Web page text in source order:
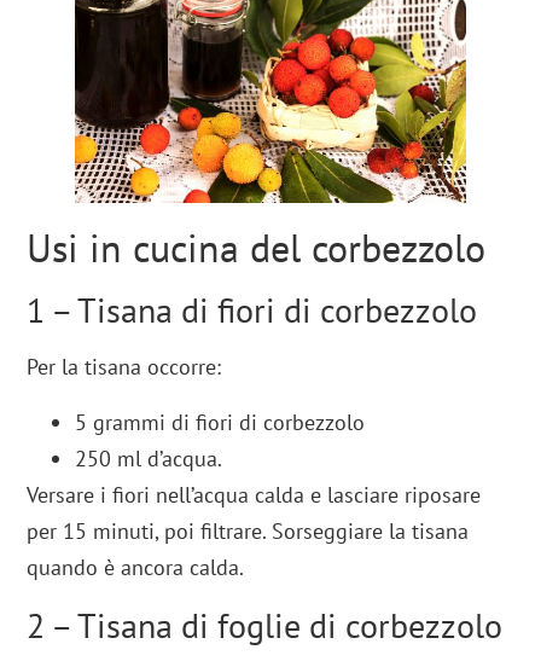
Usi in cucina del corbezzolo
1 – Tisana di fiori di corbezzolo
Per la tisana occorre:
5 grammi di fiori di corbezzolo
250 ml d’acqua.
Versare i fiori nell’acqua calda e lasciare riposare
per 15 minuti, poi filtrare. Sorseggiare la tisana
quando è ancora calda.
2 – Tisana di foglie di corbezzolo